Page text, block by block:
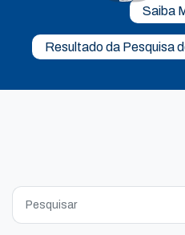
Saiba
Resultado da Pesquisa